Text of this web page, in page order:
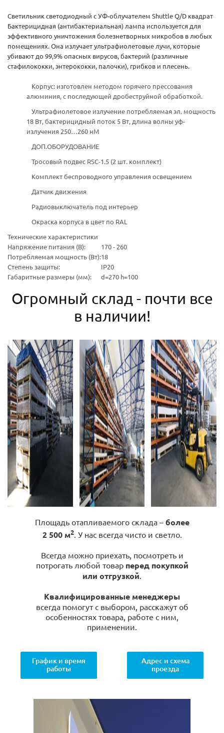
Светильник светодиодный с УФ-облучателем Shuttle Q/D квадрат
Бактерицидная (антибактериальная) лампа используется для
эффективного уничтожения болезнетворных микробов в любых
помещениях. Она излучает ультрафиолетовые лучи, которые
убивают до 99,9% опасных вирусов, бактерий (различные
стафилококки, энтерококки, палочки), грибков и плесень.
Корпус: изготовлен методом горячего прессования
алюминия, с последующей дробеструйной обработкой.
Ультрафиолетовое излучение потребляемая эл. мощность
18 Вт, бактерицидный поток 5 Вт, длина волны уф-
излучения 250…260 нМ
ДОП.ОБОРУДОВАНИЕ
Тросовый подвес RSC-1.5 (2 шт. комплект)
Комплект беспроводного управления освещением
Датчик движения
Радиовыключатель под интерьер
Окраска корпуса в цвет по RAL
Технические характеристики
Напряжение питания (В):
170 - 260
Потребляемая мощность (Вт):18
Степень защиты:
IP20
Габаритные размеры (мм):
d=270 h=100
Огромный склад - почти все
в наличии!
Площадь отапливаемого склада – более
2 500 м2. У нас всегда чисто и светло.
Всегда можно приехать, посмотреть и
потрогать любой товар перед покупкой
или отгрузкой.
Квалифицированные менеджеры
всегда помогут с выбором, расскажут об
особенностях товара, работе с ним,
применении.
График и время
работы
Адрес и схема
проезда